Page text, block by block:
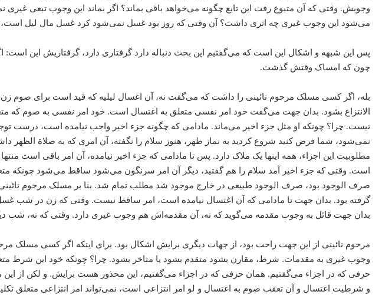
وجوبش. وقتی که آن متبوع رفت این تابع چگونه می‌‌خواهد باقی بماند؟ اگر بماند این وجوب
می‌‌شود این وجوب غیری چه اثری داشت؟‌ آن وقتی که روز بود غسل نمی‌شود کرد غسل مال لیل
پس این شبهه و اشکال این است که می‌‌گفتیم این بحث دنباله دارد ‌گرفتاری دارد، گرفتاریش این
چون که امساک وقتش گذشت.
بله، ‌اگر کسی مسلک مرحوم نائینی را داشت که می‌‌گفت نه، ‌آن اغسال لیلیه که قید است برای صوم زن
الانتزاع بشود. بدان جهت می‌‌گفت خود امر نفسی متعلق به اغتسال است. خود امر نفسی به صوم که
نیست. چرا؟ چونکه او مثل جزء اخیر می‌‌ماند. مادامی که چگونه جزء‌ اخیر واجب نیامده است، درست
نمی‌شود، ‌شما فرض کنید شروع کردید به نماز ظهر، هنوز سلام را نگفته، آن امری که به صلاة
مطلوبیت این اجزاء‌، ‌همه اینها یک ملاک دارد. پس تا مادامی که جزء‌ اخیر نیامده، آن امر باقی است
است. وقتی که جزء اخیر آمد سلام را هم گفتید، دیگر آن امر سرنگون می‌‌شود ساقط می‌‌شود
صرف الوجود بود، ‌صرف الوجود طبیعی در خارج موجود شد مطلب تمام شد. بنا بر مسلک مرحوم
گرفته بود. بدان جهت تا مادامی که آن اغتسال نیامده است، امر ساقط نیست. وقتی که زن در
بدان جهت قائل به وجوب مقدمه می‌‌گوید که نه، ‌آن مقدمه‌اش هم وجوب غیری دارد. وقتی که نه،
مرحوم نائینی از این جهت راحت بود، ‌از جهات دیگری برایش اشکال بود. برای اینکه اگر کسی مسلک
وجوب غیری به مقدمات. شرط، مقارن بشود متقدم بشود یا متاخر بشود. چرا؟‌ چونکه خود این شرط
حرفی که در اجزاء‌ می‌‌گفتیم. همان حرفی که در اجزاء‌ می‌‌گفتیم، ‌این محذور هست برایش. و لکن از
و شرطیت اغتسال و آن تعقب صوم به اغتسال و لو امر انتزاعی است، نمی‌تواند امر انتزاعی